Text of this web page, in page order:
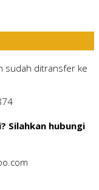
sudah ditransfer ke
Silahkan hubungi